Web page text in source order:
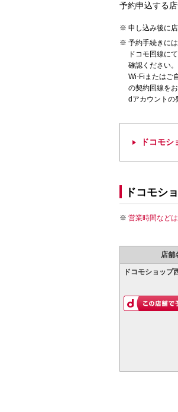
予約申込する
申し込み後に
予約手続きに
ドコモ回線に
確認ください。
Wi-Fiまたはご
の契約回線を
dアカウントの
ドコモシ
ドコモシ
営業時間など
店舗
ドコモショップ